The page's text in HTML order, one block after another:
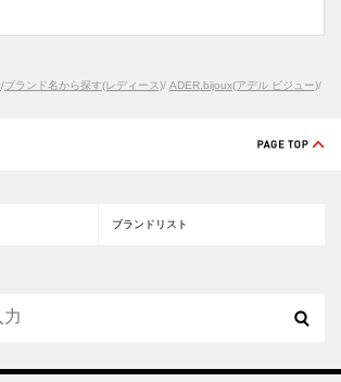
/ブランド名から探す(レディース)/ ADER.bijoux(アデル ビジュー)/
ブランドリスト